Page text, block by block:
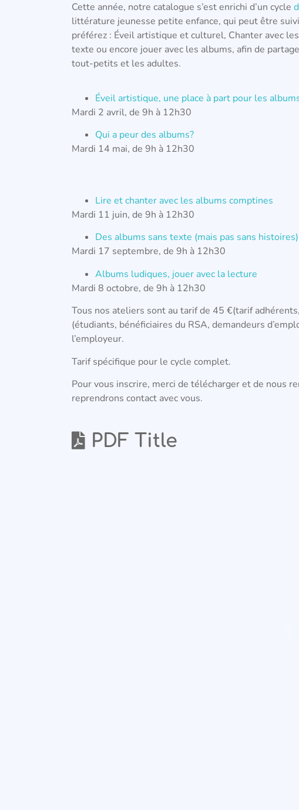
Cette année, notre catalogue s’est enrichi d’un cycle
littérature jeunesse petite enfance, qui peut être
préférez : Éveil artistique et culturel, Chanter avec
texte ou encore jouer avec les albums, afin de
tout-petits et les adultes.
Éveil artistique, une place à part pour les
Mardi 2 avril, de 9h à 12h30
Qui a peur des albums?
Mardi 14 mai, de 9h à 12h30
Lire et chanter avec les albums comptines
Mardi 11 juin, de 9h à 12h30
Des albums sans texte (mais pas sans histoires)
Mardi 17 septembre, de 9h à 12h30
Albums ludiques, jouer avec la lecture
Mardi 8 octobre, de 9h à 12h30
Tous nos ateliers sont au tarif de 45 €(tarif
(étudiants, bénéficiaires du RSA, demandeurs
l’employeur.
Tarif spécifique pour le cycle complet.
Pour vous inscrire, merci de télécharger et de nous
reprendrons contact avec vous.
PDF Title